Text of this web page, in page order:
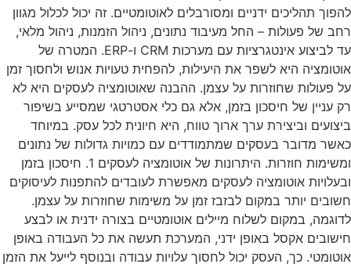
להפוך תהליכים ידניים ומסורבלים לאוטומטיים. זה יכול לכלול מגוון
רחב של פעולות – החל מעיבוד נתונים, ניהול הזמנות, ניהול מלאי,
עד לביצוע אינטגרציות עם מערכות CRM ו-ERP. המטרה של
אוטומציה היא לשפר את היעילות, להפחית טעויות אנוש ולחסוך זמן
על פעולות שחוזרות על עצמן. ההבנה שאוטומציה לעסקים היא לא
רק עניין של חיסכון בזמן, אלא גם כלי אסטרטגי שמסייע בשיפור
ביצועים וביצירת ערך ארוך טווח, היא חיונית לכל עסק. במיוחד
כאשר מדובר בעסקים שמתמודדים עם כמויות גדולות של נתונים
ומשימות חוזרות. היתרונות של אוטומציה לעסקים 1. חיסכון בזמן
ובעלויות אוטומציה לעסקים מאפשרת לעובדים להתפנות לעיסוקים
חשובים יותר במקום לבזבז זמן על משימות שחוזרות על עצמן.
לדוגמה, במקום לשלוח מיילים אוטומטיים בצורה ידנית או לבצע
חישובים אקסל באופן ידני, המערכת תעשה את כל העבודה באופן
אוטומטי. כך, העסק יכול לחסוך עלויות עבודה ובנוסף לייעל את הזמן